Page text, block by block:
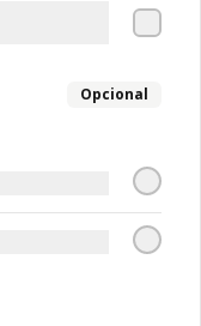
Opcional